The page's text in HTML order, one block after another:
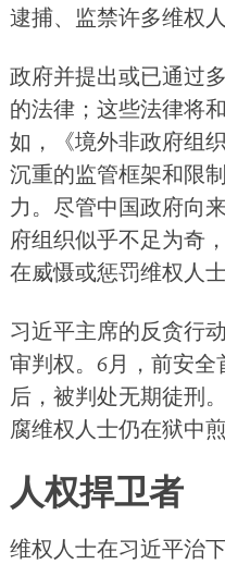
逮捕、监禁许多维权人
政府并提出或已通过
的法律；这些法律将
如，《境外非政府组
沉重的监管框架和限
力。尽管中国政府向
府组织似乎不足为奇
在威慑或惩罚维权人
习近平主席的反贪行
审判权。6月，前安
后，被判处无期徒刑
腐维权人士仍在狱中煎
人权捍卫者
维权人士在习近平治